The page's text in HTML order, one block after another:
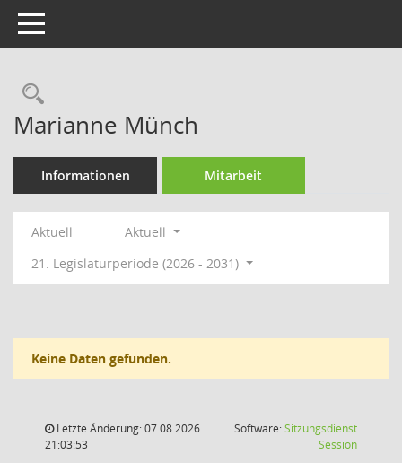
Toggle navigation
Rechercheauswahl
Marianne Münch
Informationen Mitarbeit
Aktuell
Aktuell
21. Legislaturperiode (2026 - 2031)
Keine Daten gefunden.
Letzte Änderung: 07.08.2026
21:03:53
Software:Sitzungsdienst
Session(Wird in